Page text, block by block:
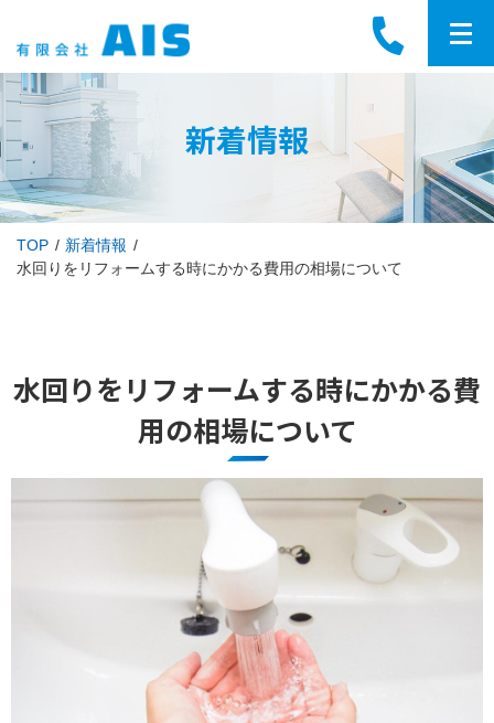
新着情報
TOP
新着情報
水回りをリフォームする時にかかる費用の相場について
水回りをリフォームする時にかかる費
用の相場について